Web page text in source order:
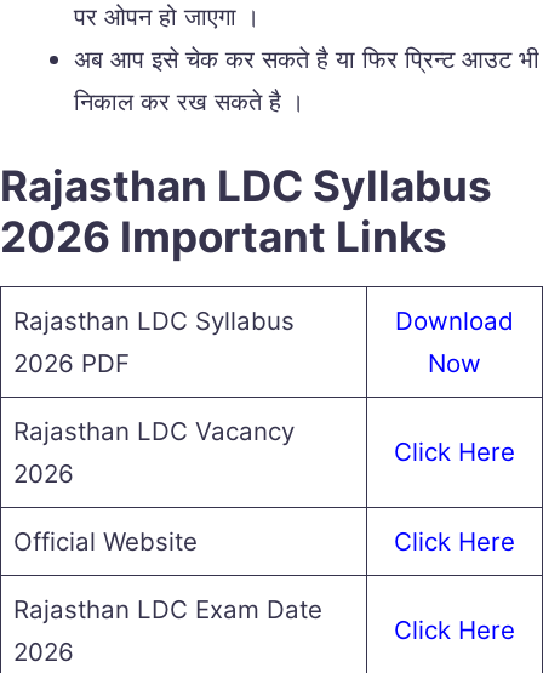
पर ओपन हो जाएगा ।
अब आप इसे चेक कर सकते है या फिर प्रिन्ट आउट भी
निकाल कर रख सकते है ।
Rajasthan LDC Syllabus
2026 Important Links
Rajasthan LDC Syllabus
2026 PDF
Download
Now
Rajasthan LDC Vacancy
2026
Click Here
Official Website Click Here
Rajasthan LDC Exam Date
2026
Click Here